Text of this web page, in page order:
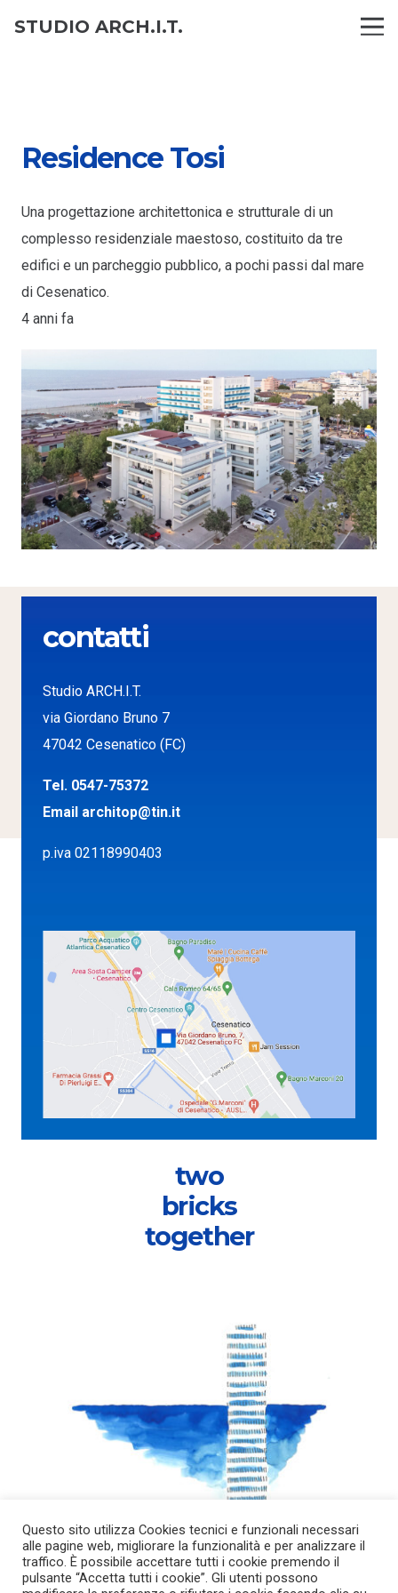
STUDIO ARCH.I.T.
Residence Tosi
Una progettazione architettonica e strutturale di un
complesso residenziale maestoso, costituito da tre
edifici e un parcheggio pubblico, a pochi passi dal mare
di Cesenatico.
4 anni fa
contatti
Studio ARCH.I.T.
via Giordano Bruno 7
47042 Cesenatico (FC)
Tel. 0547-75372
Email architop@tin.it
p.iva 02118990403
two
bricks
together
Questo sito utilizza Cookies tecnici e funzionali necessari
alle pagine web, migliorare la funzionalità e per analizzare il
traffico. È possibile accettare tutti i cookie premendo il
pulsante “Accetta tutti i cookie”. Gli utenti possono